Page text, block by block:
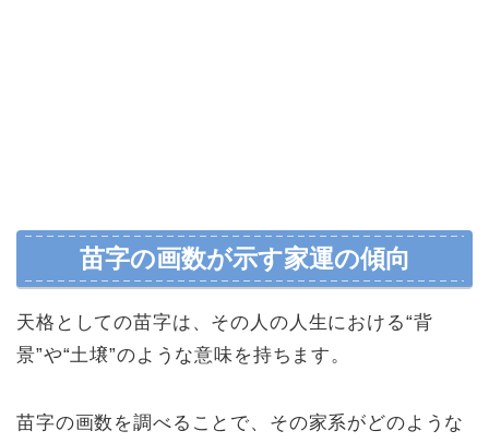
苗字の画数が示す家運の傾向
天格としての苗字は、その人の人生における“背
景”や“土壌”のような意味を持ちます。
苗字の画数を調べることで、その家系がどのような